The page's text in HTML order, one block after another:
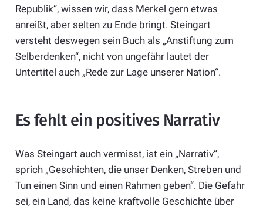
Republik“, wissen wir, dass Merkel gern etwas
anreißt, aber selten zu Ende bringt. Steingart
versteht deswegen sein Buch als „Anstiftung zum
Selberdenken“, nicht von ungefähr lautet der
Untertitel auch „Rede zur Lage unserer Nation“.
Es fehlt ein positives Narrativ
Was Steingart auch vermisst, ist ein „Narrativ“,
sprich „Geschichten, die unser Denken, Streben und
Tun einen Sinn und einen Rahmen geben“. Die Gefahr
sei, ein Land, das keine kraftvolle Geschichte über